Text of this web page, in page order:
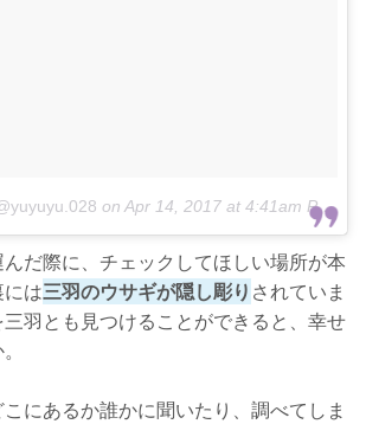
on Apr 14, 2017 at 4:41am PDT
だ際に、チェックしてほしい場所が本
は三羽のウサギが隠し彫り されていま
羽とも見つけることができると、幸せ
にあるか誰かに聞いたり、調べてしま